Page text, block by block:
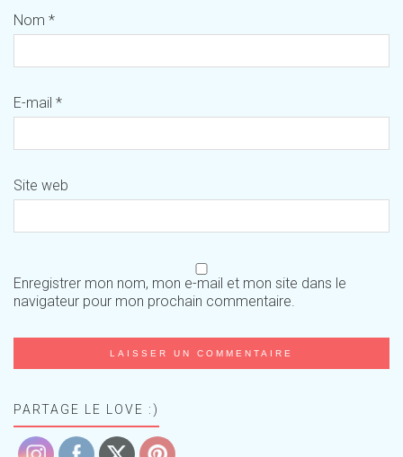
Nom *
E-mail *
Site web
Enregistrer mon nom, mon e-mail et mon site dans le
navigateur pour mon prochain commentaire.
PARTAGE LE LOVE :)